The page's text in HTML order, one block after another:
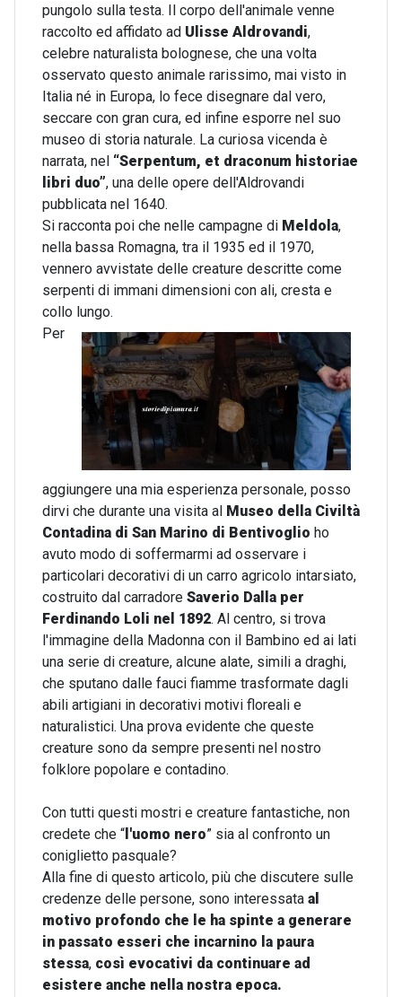
pungolo sulla testa. Il corpo dell'animale venne
raccolto ed affidato ad Ulisse Aldrovandi,
celebre naturalista bolognese, che una volta
osservato questo animale rarissimo, mai visto in
Italia né in Europa, lo fece disegnare dal vero,
seccare con gran cura, ed infine esporre nel suo
museo di storia naturale. La curiosa vicenda è
narrata, nel “Serpentum, et draconum historiae
libri duo”, una delle opere dell'Aldrovandi
pubblicata nel 1640.
Si racconta poi che nelle campagne di Meldola,
nella bassa Romagna, tra il 1935 ed il 1970,
vennero avvistate delle creature descritte come
serpenti di immani dimensioni con ali, cresta e
collo lungo.
Per
aggiungere una mia esperienza personale, posso
dirvi che durante una visita al Museo della Civiltà
Contadina di San Marino di Bentivoglio ho
avuto modo di soffermarmi ad osservare i
particolari decorativi di un carro agricolo intarsiato,
costruito dal carradore Saverio Dalla per
Ferdinando Loli nel 1892. Al centro, si trova
l'immagine della Madonna con il Bambino ed ai lati
una serie di creature, alcune alate, simili a draghi,
che sputano dalle fauci fiamme trasformate dagli
abili artigiani in decorativi motivi floreali e
naturalistici. Una prova evidente che queste
creature sono da sempre presenti nel nostro
folklore popolare e contadino.
Con tutti questi mostri e creature fantastiche, non
credete che “ l'uomo nero” sia al confronto un
coniglietto pasquale?
Alla fine di questo articolo, più che discutere sulle
credenze delle persone, sono interessata al
motivo profondo che le ha spinte a generare
in passato esseri che incarnino la paura
stessa, così evocativi da continuare ad
esistere anche nella nostra epoca.